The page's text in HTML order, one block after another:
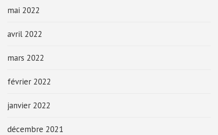
mai 2022
avril 2022
mars 2022
février 2022
janvier 2022
décembre 2021